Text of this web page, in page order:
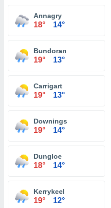
Annagry
18° 14°
Bundoran
19° 13°
Carrigart
19° 13°
Downings
19° 14°
Dungloe
18° 14°
Kerrykeel
19° 12°